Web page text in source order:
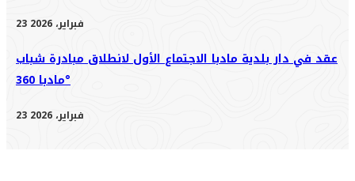
23 فبراير، 2026
عقد في دار بلدية مادبا الاجتماع الأول لانطلاق مبادرة شباب
مادبا 360°
23 فبراير، 2026